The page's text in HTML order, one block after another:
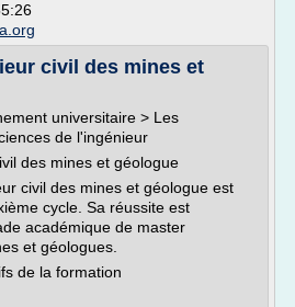
civil des mines et
universitaire > Les
de l'ingénieur
des mines et géologue
civil des mines et géologue est
cycle. Sa réussite est
académique de master
et géologues.
de la formation